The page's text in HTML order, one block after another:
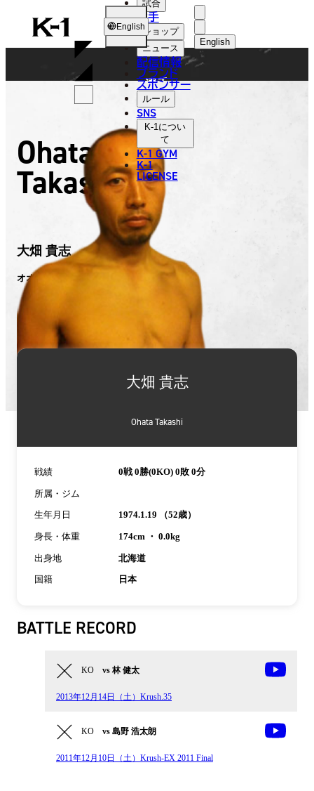
K-
1
English
試合
選手
ショップ
ニュース
配信情報
ブランド
スポンサー
ルール
SNS
K-1につい
て
K-1 GYM
K-1
LICENSE
English
FIGHTER
選手
Ohata
Takashi
大畑 貴志
オオハタ タカシ
大畑 貴志
Ohata Takashi
戦績 0戦 0勝(0KO) 0敗 0分
所属・ジム
生年月日 1974.1.19 （52歳）
身長・体重 174cm ・ 0.0kg
出身地 北海道
国籍 日本
BATTLE RECORD
KO vs 林 健太
2013年12月14日（土）Krush.35
KO vs 島野 浩太朗
2011年12月10日（土）Krush-EX 2011 Final